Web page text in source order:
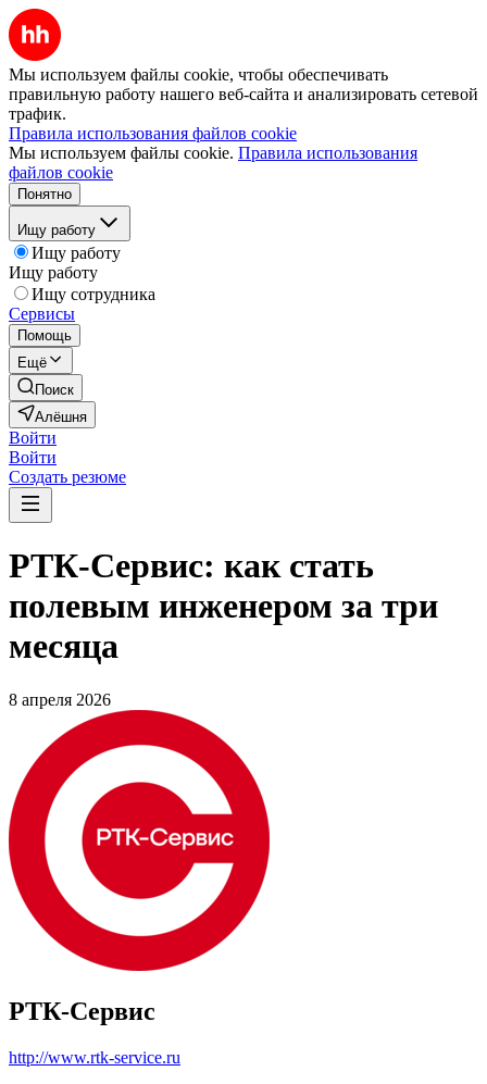
Мы используем файлы cookie, чтобы обеспечивать
правильную работу нашего веб-сайта и анализировать сетевой
трафик.
Правила использования файлов cookie
Мы используем файлы cookie. Правила использования
файлов cookie
Понятно
Ищу работу
Ищу работу
Ищу работу
Ищу сотрудника
Сервисы
Помощь
Ещё
Поиск
Алёшня
Войти
Войти
Создать резюме
РТК-Сервис: как стать
полевым инженером за три
месяца
8 апреля 2026
РТК-Сервис
http://www.rtk-service.ru